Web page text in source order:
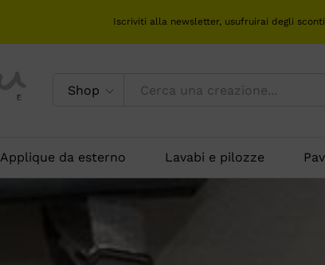
Shop
Applique da esterno Lavabi e pilozze
Iscriviti alla newsletter, usufruirai degli